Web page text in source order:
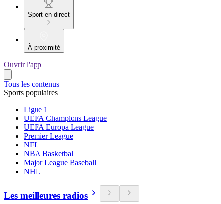
Sport en direct
À proximité
Ouvrir l'app
Tous les contenus
Sports populaires
Ligue 1
UEFA Champions League
UEFA Europa League
Premier League
NFL
NBA Basketball
Major League Baseball
NHL
Les meilleures radios